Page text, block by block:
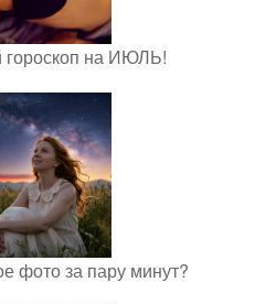
гороскоп на ИЮЛЬ!
фото за пару минут?